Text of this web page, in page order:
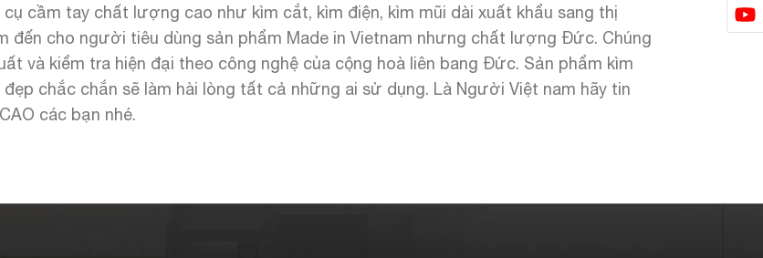
cầm tay chất lượng cao như kìm cắt, kìm điện, kìm mũi dài xuất khẩu sang thị
đến cho người tiêu dùng sản phẩm Made in Vietnam nhưng chất lượng Đức. Chúng
và kiểm tra hiện đại theo công nghệ của cộng hoà liên bang Đức. Sản phẩm kìm
chắc chắn sẽ làm hài lòng tất cả những ai sử dụng. Là Người Việt nam hãy tin
các bạn nhé.